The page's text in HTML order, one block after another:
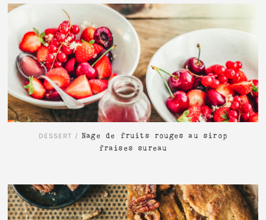
LIRE L'ARTICLE
DESSERT / Nage de fruits rouges au sirop
fraises sureau